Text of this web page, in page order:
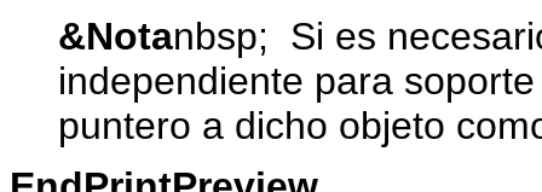
&Notanbsp; Si es
independiente para
puntero a dicho objeto